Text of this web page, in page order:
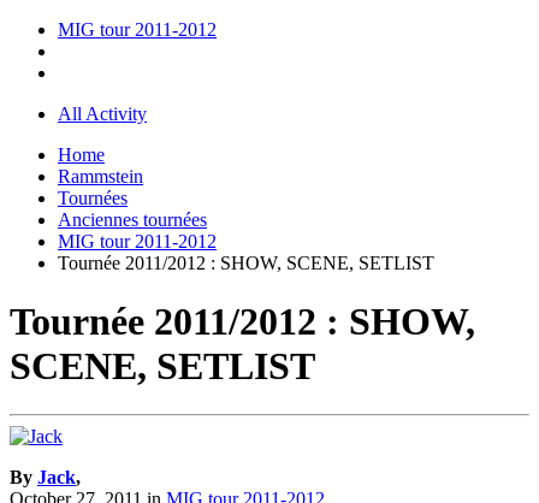
MIG tour 2011-2012
All Activity
Home
Rammstein
Tournées
Anciennes tournées
MIG tour 2011-2012
Tournée 2011/2012 : SHOW, SCENE, SETLIST
Tournée 2011/2012 : SHOW,
SCENE, SETLIST
By Jack,